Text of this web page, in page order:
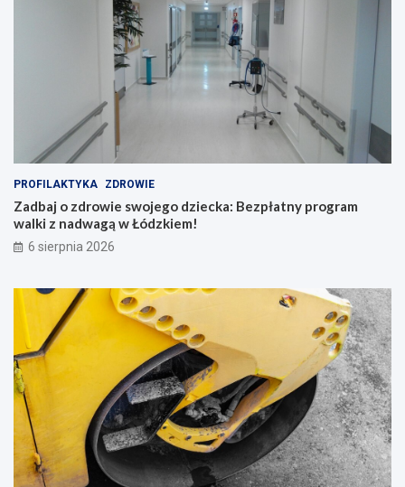
PROFILAKTYKA ZDROWIE
Zadbaj o zdrowie swojego dziecka: Bezpłatny program
walki z nadwagą w Łódzkiem!
6 sierpnia 2026